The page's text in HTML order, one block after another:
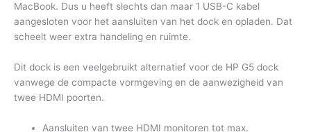
MacBook. Dus u heeft slechts dan maar 1 USB-C kabel
aangesloten voor het aansluiten van het dock en opladen. Dat
scheelt weer extra handeling en ruimte.
Dit dock is een veelgebruikt alternatief voor de HP G5 dock
vanwege de compacte vormgeving en de aanwezigheid van
twee HDMI poorten.
Aansluiten van twee HDMI monitoren tot max.